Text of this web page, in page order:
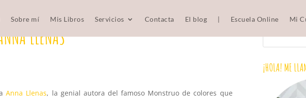
Sobre mí Mis Libros Servicios Contacta El blog | Escuela Online Mi
LLENAS
aAnna Llenas, la genial autora del famoso Monstruo de colores que
¡HOLA! ME